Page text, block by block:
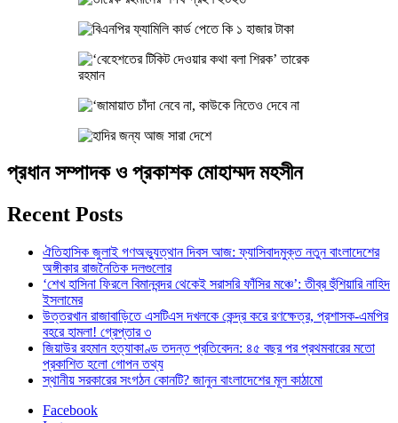
প্রধান সম্পাদক ও প্রকাশক মোহাম্মদ মহসীন
Recent Posts
ঐতিহাসিক জুলাই গণঅভ্যুত্থান দিবস আজ: ফ্যাসিবাদমুক্ত নতুন বাংলাদেশের
অঙ্গীকার রাজনৈতিক দলগুলোর
‘শেখ হাসিনা ফিরলে বিমানবন্দর থেকেই সরাসরি ফাঁসির মঞ্চে’: তীব্র হুঁশিয়ারি নাহিদ
ইসলামের
উত্তরখান রাজাবাড়িতে এসটিএস দখলকে কেন্দ্র করে রণক্ষেত্র, প্রশাসক-এমপির
বহরে হামলা! গ্রেপ্তার ৩
জিয়াউর রহমান হত্যাকাণ্ড তদন্ত প্রতিবেদন: ৪৫ বছর পর প্রথমবারের মতো
প্রকাশিত হলো গোপন তথ্য
স্থানীয় সরকারের সংগঠন কোনটি? জানুন বাংলাদেশের মূল কাঠামো
Facebook